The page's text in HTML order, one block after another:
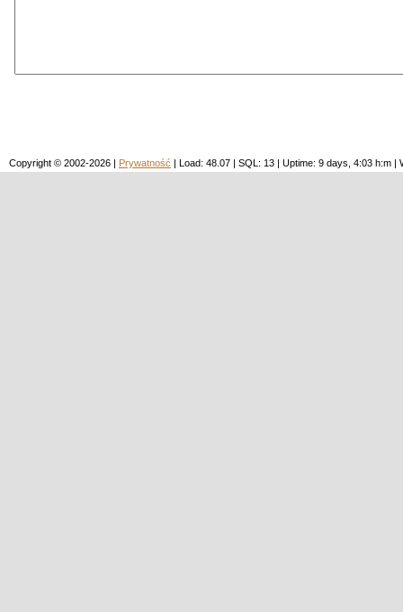
Copyright © 2002-2026 | Prywatność | Load: 48.07 | SQL: 13 | Uptime: 9 days, 4:03 h:m